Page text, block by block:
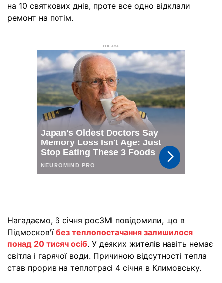
на 10 святкових днів, проте все одно відклали
ремонт на потім.
РЕКЛАМА
Нагадаємо, 6 січня росЗМІ повідомили, що в
Підмосков'ї без теплопостачання залишилося
понад 20 тисяч осіб. У деяких жителів навіть немає
світла і гарячої води. Причиною відсутності тепла
став прорив на теплотрасі 4 січня в Климовську.